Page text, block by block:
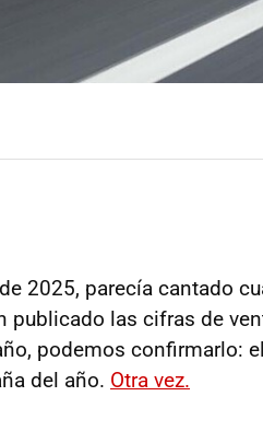
2025, parecía cantado
publicado las cifras de
podemos confirmarlo: el
del año. Otra vez.